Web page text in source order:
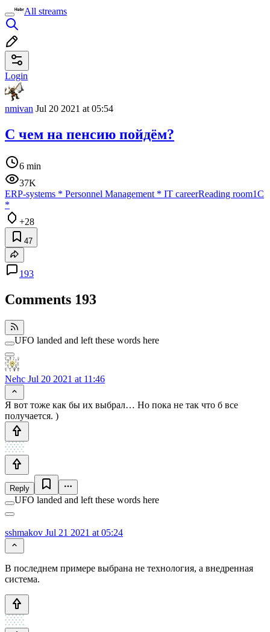
All streams
Login
nmivan Jul 20 2021 at 05:54
С чем на пенсию пойдём?
6 min
37K
ERP-systems * Personnel Management * IT careerReading room1C
*
+28
47
193
Comments 193
UFO landed and left these words here
Nehc Jul 20 2021 at 11:46
Я вот тоже как бы их выбрал… Но пока не так что б все
получается. )
Reply
UFO landed and left these words here
sshmakov Jul 21 2021 at 05:24
В последнем примере выбрана не технология, а внедренная
система.